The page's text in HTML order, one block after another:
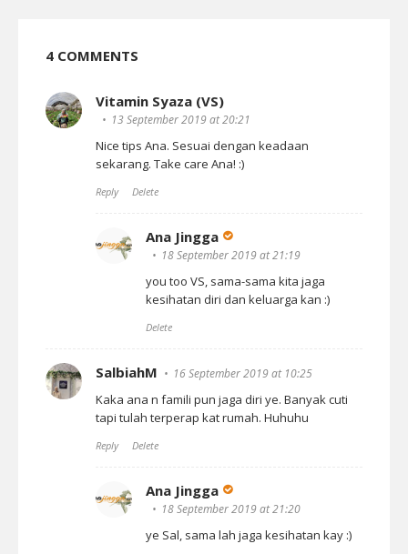
4 COMMENTS
Vitamin Syaza (VS)
13 September 2019 at 20:21
Nice tips Ana. Sesuai dengan keadaan
sekarang. Take care Ana! :)
Reply Delete
Ana Jingga
18 September 2019 at 21:19
you too VS, sama-sama kita jaga
kesihatan diri dan keluarga kan :)
Delete
SalbiahM 16 September 2019 at 10:25
Kaka ana n famili pun jaga diri ye. Banyak cuti
tapi tulah terperap kat rumah. Huhuhu
Reply Delete
Ana Jingga
18 September 2019 at 21:20
ye Sal, sama lah jaga kesihatan kay :)